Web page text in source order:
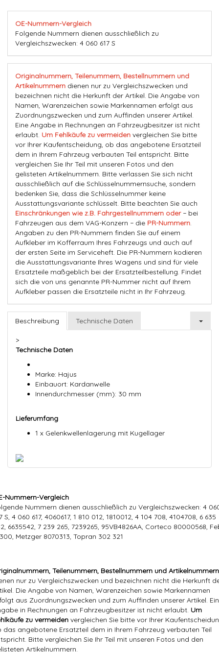
OE-Nummern-Vergleich
Folgende Nummern dienen ausschließlich zu
Vergleichszwecken: 4 060 617 S
Originalnummern, Teilenummern, Bestellnummern und
Artikelnummern dienen nur zu Vergleichszwecken und
bezeichnen nicht die Herkunft der Artikel. Die Angabe von
Namen, Warenzeichen sowie Markennamen erfolgt aus
Zuordnungszwecken und zum Auffinden unserer Artikel.
Eine Angabe in Rechnungen an Fahrzeugbesitzer ist nicht
erlaubt. Um Fehlkäufe zu vermeiden vergleichen Sie bitte
vor Ihrer Kaufentscheidung, ob das angebotene Ersatzteil
dem in Ihrem Fahrzeug verbauten Teil entspricht. Bitte
vergleichen Sie Ihr Teil mit unseren Fotos und den
gelisteten Artikelnummern. Bitte verlassen Sie sich nicht
ausschließlich auf die Schlüsselnummernsuche, sondern
bedenken Sie, dass die Schlüsselnummer keine
Ausstattungsvariante schlüsselt. Bitte beachten Sie auch
Einschränkungen wie z.B. Fahrgestellnummern oder− bei
Fahrzeugen aus dem VAG-Konzern − die PR-Nummern
Angaben zu den PR-Nummern finden Sie auf einem
Aufkleber im Kofferraum Ihres Fahrzeugs und auch auf
der ersten Seite im Serviceheft. Die PR-Nummern kodieren
die Ausstattungsvariante Ihres Wagens und sind für viele
Ersatzteile maßgeblich bei der Ersatzteilbestellung. Findet
sich die von uns genannte PR-Nummer nicht auf Ihrem
Aufkleber passen die Ersatzteile nicht in Ihr Fahrzeug.
Beschreibung Technische Daten
>
Technische Daten
Marke: Hajus
Einbauort: Kardanwelle
Innendurchmesser (mm): 30 mm
Lieferumfang
1 x Gelenkwellenlagerung mit Kugellager
Nummern-Vergleich
Nummern dienen ausschließlich zu Vergleichszwecken: 4
S, 4 060 617, 4060617, 1 810 012, 1810012, 4 104 708, 4104708, 6 635
6635542, 7 239 265, 7239265, 95VB4826AA, Corteco 80000568,
Metzger 8070313, Topran 302 321
Teilenummern, Bestellnummern und Artikelnummern
nur zu Vergleichszwecken und bezeichnen nicht die Herkunft
Die Angabe von Namen, Warenzeichen sowie Markennamen
aus Zuordnungszwecken und zum Auffinden unserer Artikel.
in Rechnungen an Fahrzeugbesitzer ist nicht erlaubt. Um
zu vermeiden vergleichen Sie bitte vor Ihrer
das angebotene Ersatzteil dem in Ihrem Fahrzeug verbauten Teil
Bitte vergleichen Sie Ihr Teil mit unseren Fotos und den
Artikelnummern.